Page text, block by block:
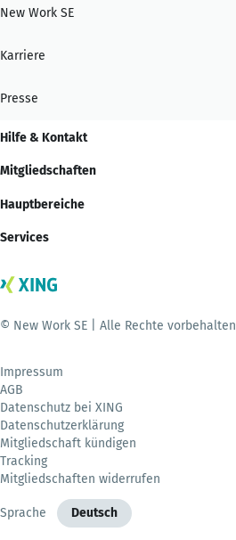
New Work SE
Karriere
Presse
Hilfe & Kontakt
Mitgliedschaften
Hauptbereiche
Services
© New Work SE | Alle Rechte vorbehalten
Impressum
AGB
Datenschutz bei XING
Datenschutzerklärung
Mitgliedschaft kündigen
Tracking
Mitgliedschaften widerrufen
Sprache Deutsch